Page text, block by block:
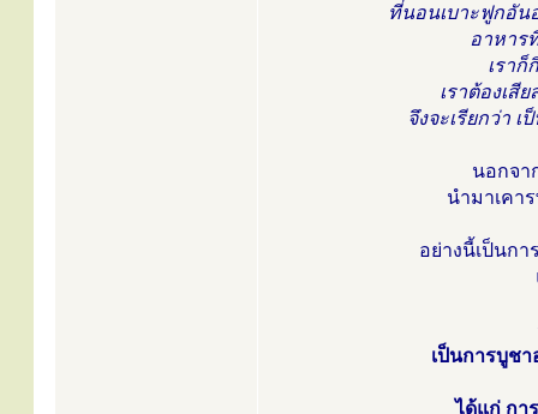
ที่นอนเบาะฟูกอัน
อาหาร
เราก็
เราต้องเสี
จึงจะเรียกว่า
นอกจา
นำมาเคา
อย่างนี้เป็นก
เป็นการบูชา
ได้แก่ กา